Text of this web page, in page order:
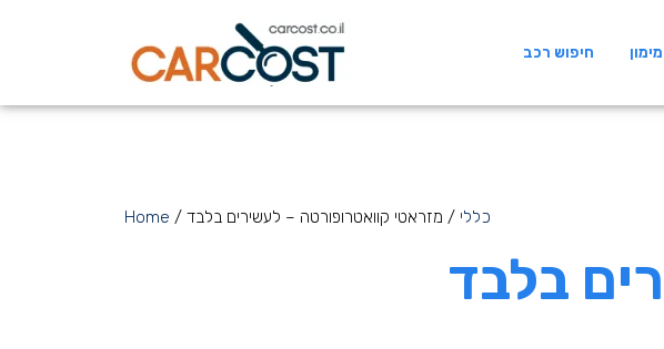
חיפוש רכב מימון
Home / כללי / מזראטי קוואטרופורטה – לעשירים בלבד
בלבד